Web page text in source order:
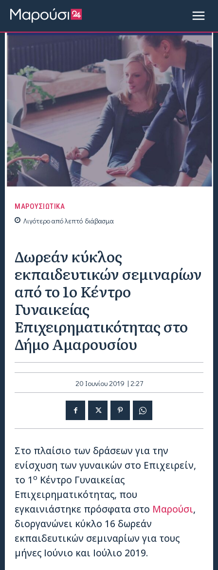
ΜΑΡΟΥΣΙΩΤΙΚΑ
Λιγότερο απόλεπτό διάβασμα
Δωρεάν κύκλος
εκπαιδευτικών σεμιναρίων
από το 1ο Κέντρο
Γυναικείας
Επιχειρηματικότητας στο
Δήμο Αμαρουσίου
20 Ιουνίου 2019 | 2:27
Στο πλαίσιο των δράσεων για την
ενίσχυση των γυναικών στο Επιχειρείν,
το 1 ο Κέντρο Γυναικείας
Επιχειρηματικότητας, που
εγκαινιάστηκε πρόσφατα στο Μαρούσι,
διοργανώνει κύκλο 16 δωρεάν
εκπαιδευτικών σεμιναρίων για τους
μήνες Ιούνιο και Ιούλιο 2019.